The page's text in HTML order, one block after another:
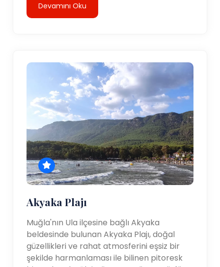
Devamını Oku
Akyaka Plajı
Muğla'nın Ula ilçesine bağlı Akyaka
beldesinde bulunan Akyaka Plajı, doğal
güzellikleri ve rahat atmosferini eşsiz bir
şekilde harmanlaması ile bilinen pitoresk